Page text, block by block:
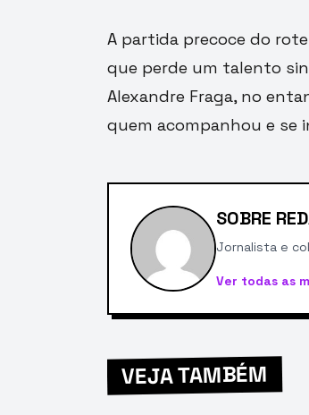
A partida precoce do
que perde um talento
Alexandre Fraga, no
quem acompanhou e se
SOBRE
Jornalista e
Ver todas as
VEJA TAMBÉM